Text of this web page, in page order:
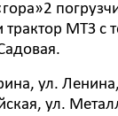
МТЗ с
ул.
ул.